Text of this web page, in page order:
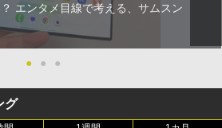
エンタメ目線で考える、サムスン
● ● ●
グ